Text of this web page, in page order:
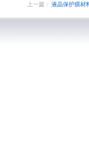
上一篇： 液晶保护膜材